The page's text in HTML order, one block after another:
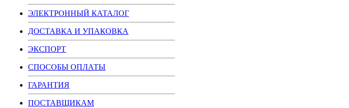
ЭЛЕКТРОННЫЙ КАТАЛОГ
ДОСТАВКА И УПАКОВКА
ЭКСПОРТ
СПОСОБЫ ОПЛАТЫ
ГАРАНТИЯ
ПОСТАВЩИКАМ